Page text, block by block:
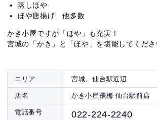
蒸しほや
ほや唐揚げ 他多数
かき小屋ですが「ほや」も充実！
宮城の「かき」と「ほや」を堪能してくださ
エリア 宮城 、仙台駅近辺
店名 かき小屋飛梅 仙台駅前店
電話番号 022-224-2240